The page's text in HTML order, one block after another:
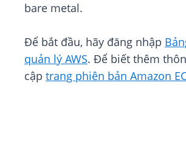
bare metal.
Để bắt đầu, hãy đăng nhập
quản lý AWS. Để biết thêm
cập trang phiên bản Amazon